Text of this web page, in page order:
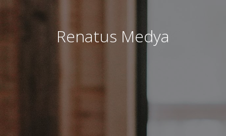
Renatus Medya